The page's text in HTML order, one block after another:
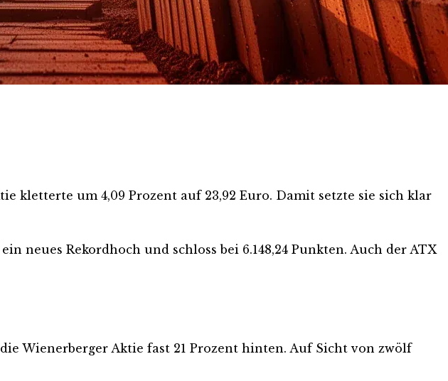
kletterte um 4,09 Prozent auf 23,92 Euro. Damit setzte sie sich klar
neues Rekordhoch und schloss bei 6.148,24 Punkten. Auch der ATX
Wienerberger Aktie fast 21 Prozent hinten. Auf Sicht von zwölf